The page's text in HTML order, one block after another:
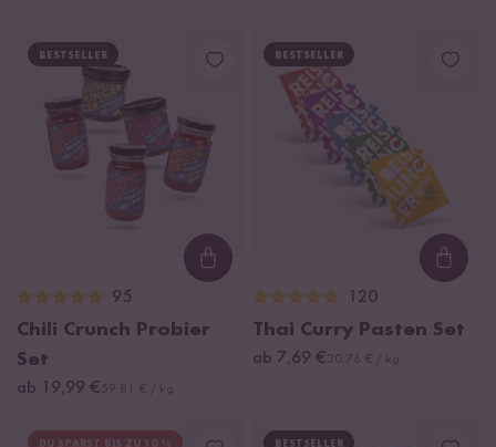
BESTSELLER
Loading...
95
Chili Crunch Probier
Set
ab 19,99 €
BESTSELLER
120
Thai Curry Pasten Set
ab 7,69 €
DU SPARST BIS ZU 10 % BESTSELLER